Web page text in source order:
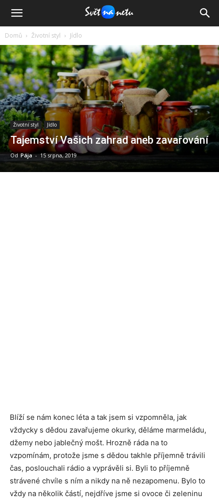
Domů Životní styl Jídlo
Životní styl Jídlo
Tajemství Vašich zahrad aneb zavařování
Od Pája - 15 srpna, 2019
Blíží se nám konec léta a tak jsem si vzpomněla, jak
vždycky s dědou zavařujeme okurky, děláme marmeládu,
džemy nebo jablečný mošt. Hrozně ráda na to
vzpomínám, protože jsme s dědou takhle příjemně trávili
čas, poslouchali rádio a vyprávěli si. Byli to příjemně
strávené chvíle s ním a nikdy na ně nezapomenu. Bylo to
vždy na několik částí, nejdříve jsme si ovoce či zeleninu